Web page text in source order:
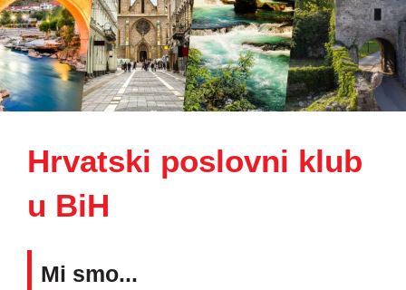
Hrvatski poslovni klub
u BiH
Mi smo...